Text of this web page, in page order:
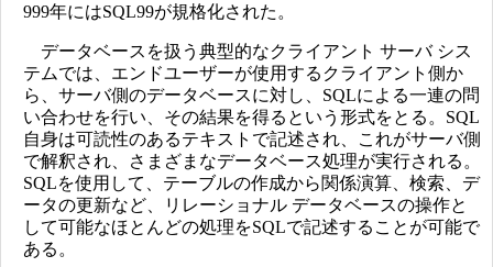
999年にはSQL99が規格化された。
データベースを扱う典型的なクライアント サーバ シス
テムでは、エンドユーザーが使用するクライアント側か
ら、サーバ側のデータベースに対し、SQLによる一連の問
い合わせを行い、その結果を得るという形式をとる。SQL
自身は可読性のあるテキストで記述され、これがサーバ側
で解釈され、さまざまなデータベース処理が実行される。
SQLを使用して、テーブルの作成から関係演算、検索、デ
ータの更新など、リレーショナル データベースの操作と
して可能なほとんどの処理をSQLで記述することが可能で
ある。